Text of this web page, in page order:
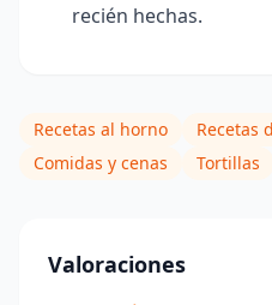
recién hechas.
Recetas al horno
Recetas
Comidas y cenas
Tortillas
Valoraciones